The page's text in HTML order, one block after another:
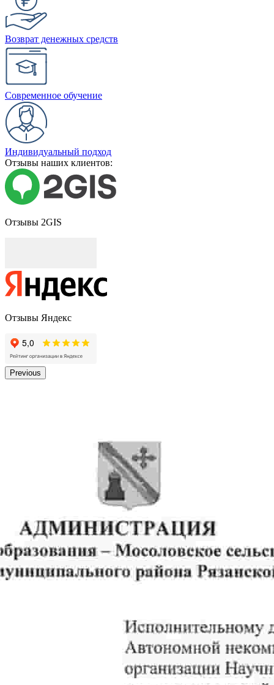
Возврат денежных средств
Современное обучение
Индивидуальный подход
Отзывы наших клиентов:
Отзывы 2GIS
Отзывы Яндекс
Previous